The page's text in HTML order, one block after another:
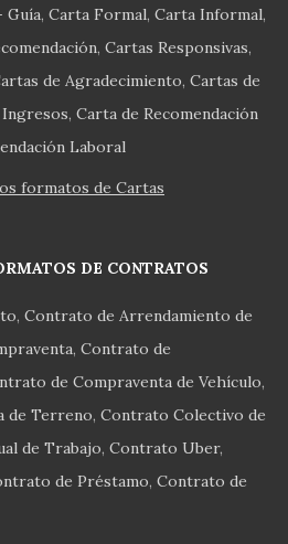
Guía Carta Formal Carta Informal
Cartas Responsivas
de Agradecimiento Cartas de
Ingresos Carta de Recomendación
Laboral
formatos de Cartas
DE CONTRATOS
Contrato de Arrendamiento de
Contrato de
de Compraventa de Vehículo
de Terreno Contrato Colectivo de
de Trabajo Contrato Uber
de Préstamo Contrato de